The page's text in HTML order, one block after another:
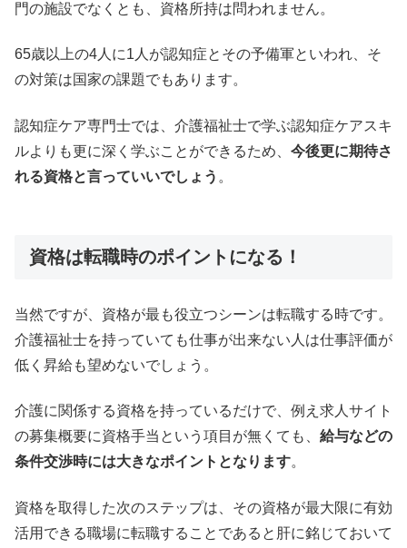
門の施設でなくとも、資格所持は問われません。
65歳以上の4人に1人が認知症とその予備軍といわれ、そ
の対策は国家の課題でもあります。
認知症ケア専門士では、介護福祉士で学ぶ認知症ケアスキ
ルよりも更に深く学ぶことができるため、 今後更に期待さ
れる資格と言っていいでしょう 。
資格は転職時のポイントになる！
当然ですが、資格が最も役立つシーンは転職する時です。
介護福祉士を持っていても仕事が出来ない人は仕事評価が
低く昇給も望めないでしょう。
介護に関係する資格を持っているだけで、例え求人サイト
の募集概要に資格手当という項目が無くても、 給与などの
条件交渉時には大きなポイントとなります。
資格を取得した次のステップは、その資格が最大限に有効
活用できる職場に転職することであると肝に銘じておいて